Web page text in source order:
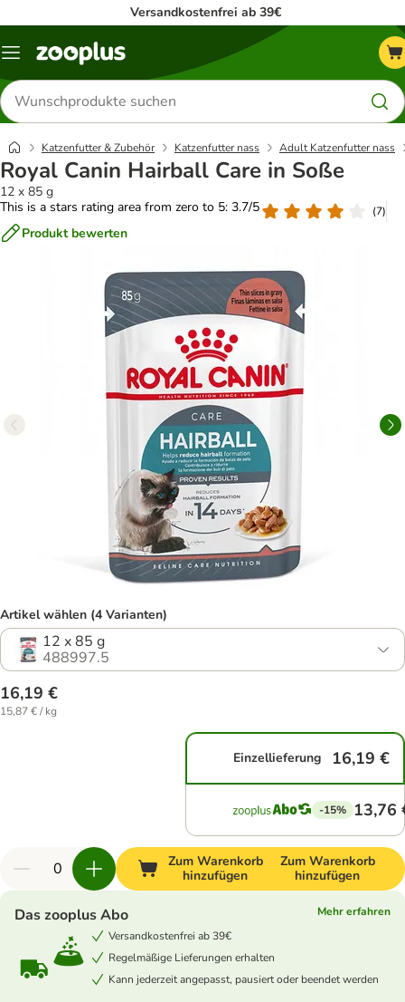
Versandkostenfrei ab 39€
Menü
Produkte
suchen
Katzenfutter & Zubehör Katzenfutter nass Adult Katzenfutter nass
Royal Canin Hairball Care in Soße
12 x 85 g
This is a stars rating area from zero to 5: 3.7/5
(7)
Produkt bewerten
Artikel wählen (4 Varianten)
12 x 85 g
488997.5
16,19 €
15,87 € / kg
Einzellieferung 16,19 €
-15% 13,76
Zum Warenkorb
hinzufügen
Zum Warenkorb
hinzufügen
Das zooplus Abo
Mehr erfahren
Versandkostenfrei ab 39€
Regelmäßige Lieferungen erhalten
Kann jederzeit angepasst, pausiert oder beendet werden